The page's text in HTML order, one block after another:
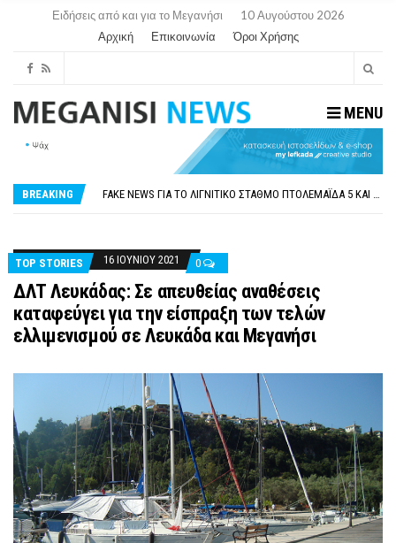
Ειδήσεις από και για το Μεγανήσι
10 Αυγούστου 2026
Αρχική
Επικοινωνία Όροι Χρήσης
MENU
BREAKING
ΠΑΡΑΙΤΉΘΗΚΕ Η ΑΝΤΙΔΉΜΑΡΧΟΣ ΠΟΛΙΤΙΣΜΟΎ ΜΕΓΑΝΗΣΊΟΥ Κ . ΕΥΑΓΓΕΛΊΑ ΜΕΛΆ. Η ΕΠΙΣΤΟΛΉ ΤΗΣ ΠΑΡΑΊΤΗΣΗΣ
FAKE NEWS ΓΙΑ ΤΟ ΛΙΓΝΙΤΙΚΌ ΣΤΑΘΜΌ ΠΤΟΛΕΜΑΪ́ΔΑ 5 ΚΑΙ ΤΗΝ ΕΝΕΡΓΕΙΑΚΉ ΑΣΦΆΛΕΙΑ ΤΗΣ ΧΏΡΑΣ
TOP STORIES
16 ΙΟΥΝΊΟΥ 2021 0
ΔΛΤ Λευκάδας: Σε απευθείας αναθέσεις
καταφεύγει για την είσπραξη των τελών
ελλιμενισμού σε Λευκάδα και Μεγανήσι